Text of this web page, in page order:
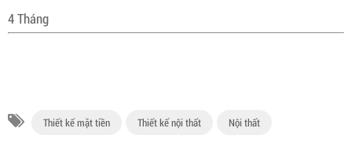
4 Tháng
Thiết kế mặt tiền Thiết kế nội thất Nội thất